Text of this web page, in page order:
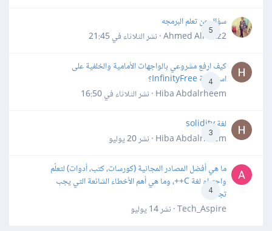
5
سؤال عن تعلم البرمجه
Ahmed Alhafiz2 · نشر
الثلاثاء في 21:45
4
كيف ارفع مشروعي بالواجهات الأمامية والخلفية على
استضافة InfinityFree؟
Hiba Abdalrheem · نشر
الثلاثاء في 16:50
3
لغة solidity
Hiba Abdalrheem · نشر
20 يوليو
4
ما هي أفضل المصادر المجانية (كورسات، كتب، أدوات) لتعلّم
واحترام لغة C++، وما هي أهم الأخطاء الشائعة التي يجب
تجنبها؟
Tech_Aspire · نشر
14 يوليو